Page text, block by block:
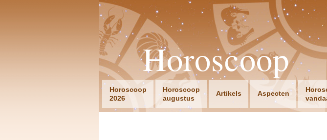
Horoscoop
Horoscoop
2026
Horoscoop
augustus
Artikels Aspecten